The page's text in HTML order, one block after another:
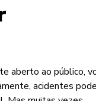
aberto ao público,
acidentes